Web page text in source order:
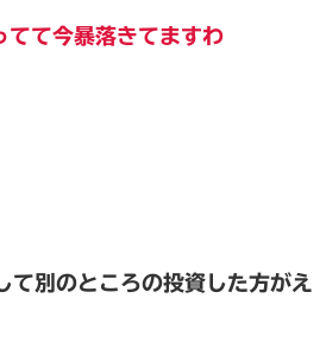
て今暴落きてますわ
別のところの投資した方がえ